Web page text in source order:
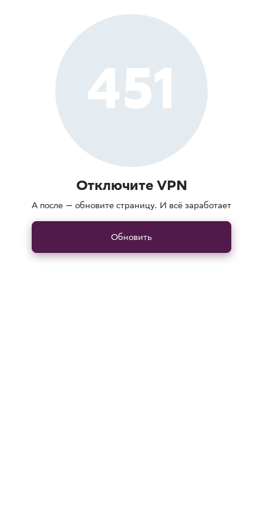
451
Отключите VPN
А после — обновите страницу. И всё заработает
Обновить